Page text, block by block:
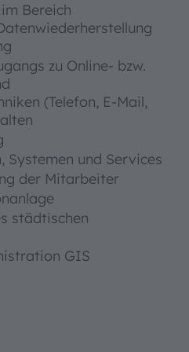
Bereich
zu Online- bzw.
(Telefon, E-Mail,
Systemen und Services
der Mitarbeiter
städtischen
GIS